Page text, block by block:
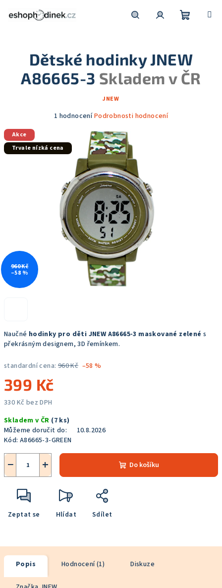
košík
Naučné hodinky pro děti JNEW A86665-3 maskované zelené s
překrásným designem, 3D řemínkem.
standardní cena: 960 Kč –58 %
399 Kč
330 Kč bez DPH
cena:
Skladem v ČR (7 ks)
Můžeme doručit do:
10.8.2026
Kód: A86665-3-GREEN
+
− Do košíku
Zeptat se Hlídat Sdílet
Dětské hodinky JNEW
A86665-3 Skladem v ČR
JNEW
Průměrné
je
5,0
hvězdiček.
1 hodnoceníPodrobnosti hodnocení
Akce
Trvale nízká cena
960 Kč
–58 %
Popis Hodnocení (1) Diskuze